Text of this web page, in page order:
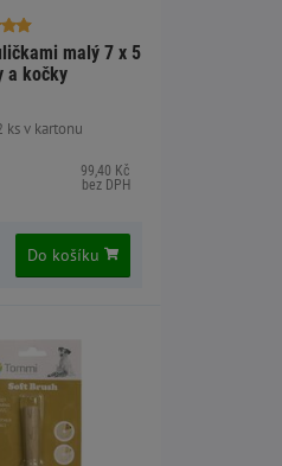
malý 7 x 5
a kočky
ks v kartonu
99,40 Kč
bez DPH
Do košíku